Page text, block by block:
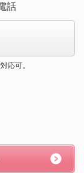
話
応可。